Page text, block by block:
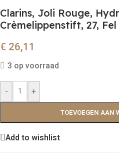
Clarins, Joli Rouge,
Crèmelippenstift, 27,
€ 26,11
3 op voorraad
- +
TOEVOEGEN AAN
Add to wishlist